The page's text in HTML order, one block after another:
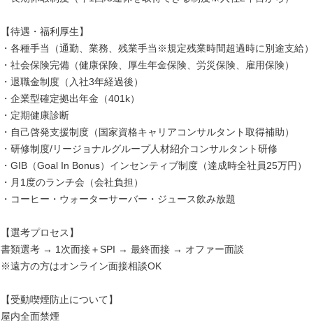
【待遇・福利厚生】
・各種手当（通勤、業務、残業手当※規定残業時間超過時に別途支給）
・社会保険完備（健康保険、厚生年金保険、労災保険、雇用保険）
・退職金制度（入社3年経過後）
・企業型確定拠出年金（401k）
・定期健康診断
・自己啓発支援制度（国家資格キャリアコンサルタント取得補助）
・研修制度/リージョナルグループ人材紹介コンサルタント研修
・GIB（Goal In Bonus）インセンティブ制度（達成時全社員25万円）
・月1度のランチ会（会社負担）
・コーヒー・ウォーターサーバー・ジュース飲み放題
【選考プロセス】
書類選考 → 1次面接＋SPI → 最終面接 → オファー面談
※遠方の方はオンライン面接相談OK
【受動喫煙防止について】
屋内全面禁煙